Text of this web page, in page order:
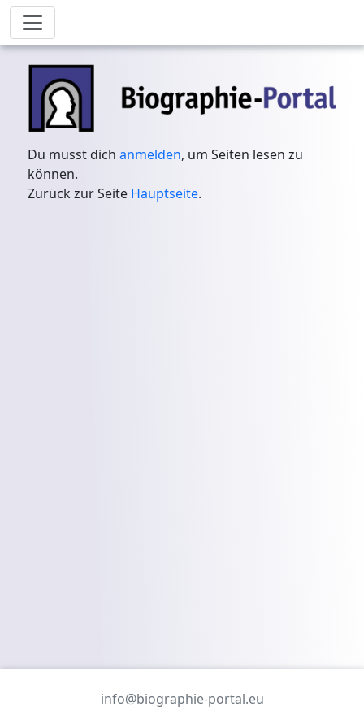
Du musst dichanmelden, um Seiten lesen zu
können.
Zurück zur Seite Hauptseite.
info@biographie-portal.eu